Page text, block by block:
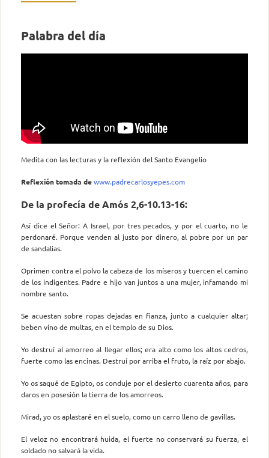
Palabra del día
Medita con las lecturas y la reflexión del Santo Evangelio
Reflexión tomada dewww.padrecarlosyepes.com
De la profecía de Amós 2,6-10.13-16:
Así dice el Señor: A Israel, por tres pecados, y por el cuarto, no le
perdonaré. Porque venden al justo por dinero, al pobre por un par
de sandalias.
Oprimen contra el polvo la cabeza de los míseros y tuercen el camino
de los indigentes. Padre e hijo van juntos a una mujer, infamando mi
nombre santo.
Se acuestan sobre ropas dejadas en fianza, junto a cualquier altar;
beben vino de multas, en el templo de su Dios.
Yo destruí al amorreo al llegar ellos; era alto como los altos cedros,
fuerte como las encinas. Destruí por arriba el fruto, la raíz por abajo.
Yo os saqué de Egipto, os conduje por el desierto cuarenta años, para
daros en posesión la tierra de los amorreos.
Mirad, yo os aplastaré en el suelo, como un carro lleno de gavillas.
El veloz no encontrará huida, el fuerte no conservará su fuerza, el
soldado no salvará la vida.